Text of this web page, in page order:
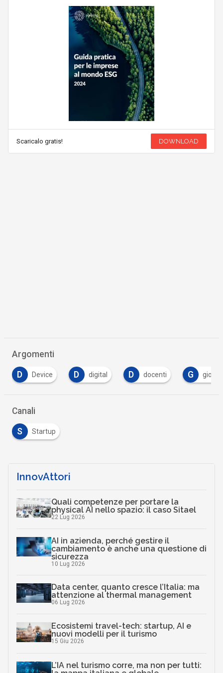
Scaricalo gratis! DOWNLOAD
Argomenti
D digital D docenti G giovani I
Canali
S Startup
InnovAttori
Quali competenze per portare la
physical AI nello spazio: il caso Sitael
22 Lug 2026
AI in azienda, perché gestire il
cambiamento è anche una questione di
sicurezza
10 Lug 2026
Data center, quanto cresce l’Italia: ma
attenzione al thermal management
06 Lug 2026
Ecosistemi travel-tech: startup, AI e
nuovi modelli per il turismo
15 Giu 2026
L’IA nel turismo corre, ma non per tutti: